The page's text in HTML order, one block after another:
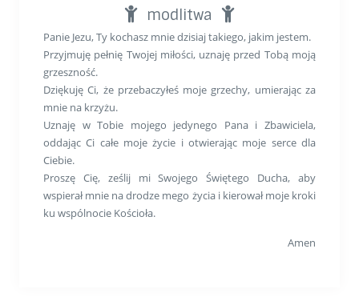
modlitwa
Panie Jezu, Ty kochasz mnie dzisiaj takiego, jakim jestem.
Przyjmuję pełnię Twojej miłości, uznaję przed Tobą moją
grzeszność.
Dziękuję Ci, że przebaczyłeś moje grzechy, umierając za
mnie na krzyżu.
Uznaję w Tobie mojego jedynego Pana i Zbawiciela,
oddając Ci całe moje życie i otwierając moje serce dla
Ciebie.
Proszę Cię, ześlij mi Swojego Świętego Ducha, aby
wspierał mnie na drodze mego życia i kierował moje kroki
ku wspólnocie Kościoła.
Amen